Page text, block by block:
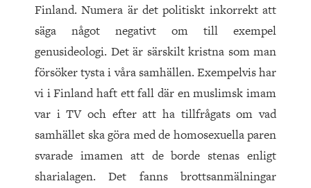
Finland. Numera är det politiskt inkorrekt att
säga något negativt om till exempel
genusideologi. Det är särskilt kristna som man
försöker tysta i våra samhällen. Exempelvis har
vi i Finland haft ett fall där en muslimsk imam
var i TV och efter att ha tillfrågats om vad
samhället ska göra med de homosexuella paren
svarade imamen att de borde stenas enligt
sharialagen. Det fanns brottsanmälningar